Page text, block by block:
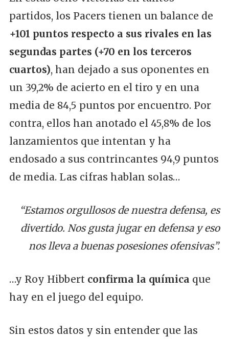
partidos, los Pacers tienen un balance de
+101 puntos respecto a sus rivales en las
segundas partes (+70 en los terceros
cuartos), han dejado a sus oponentes en
un 39,2% de acierto en el tiro y en una
media de 84,5 puntos por encuentro. Por
contra, ellos han anotado el 45,8% de los
lanzamientos que intentan y ha
endosado a sus contrincantes 94,9 puntos
de media. Las cifras hablan solas…
“Estamos orgullosos de nuestra defensa, es
divertido. Nos gusta jugar en defensa y eso
nos lleva a buenas posesiones ofensivas”.
…y Roy Hibbert confirma la química que
hay en el juego del equipo.
Sin estos datos y sin entender que las